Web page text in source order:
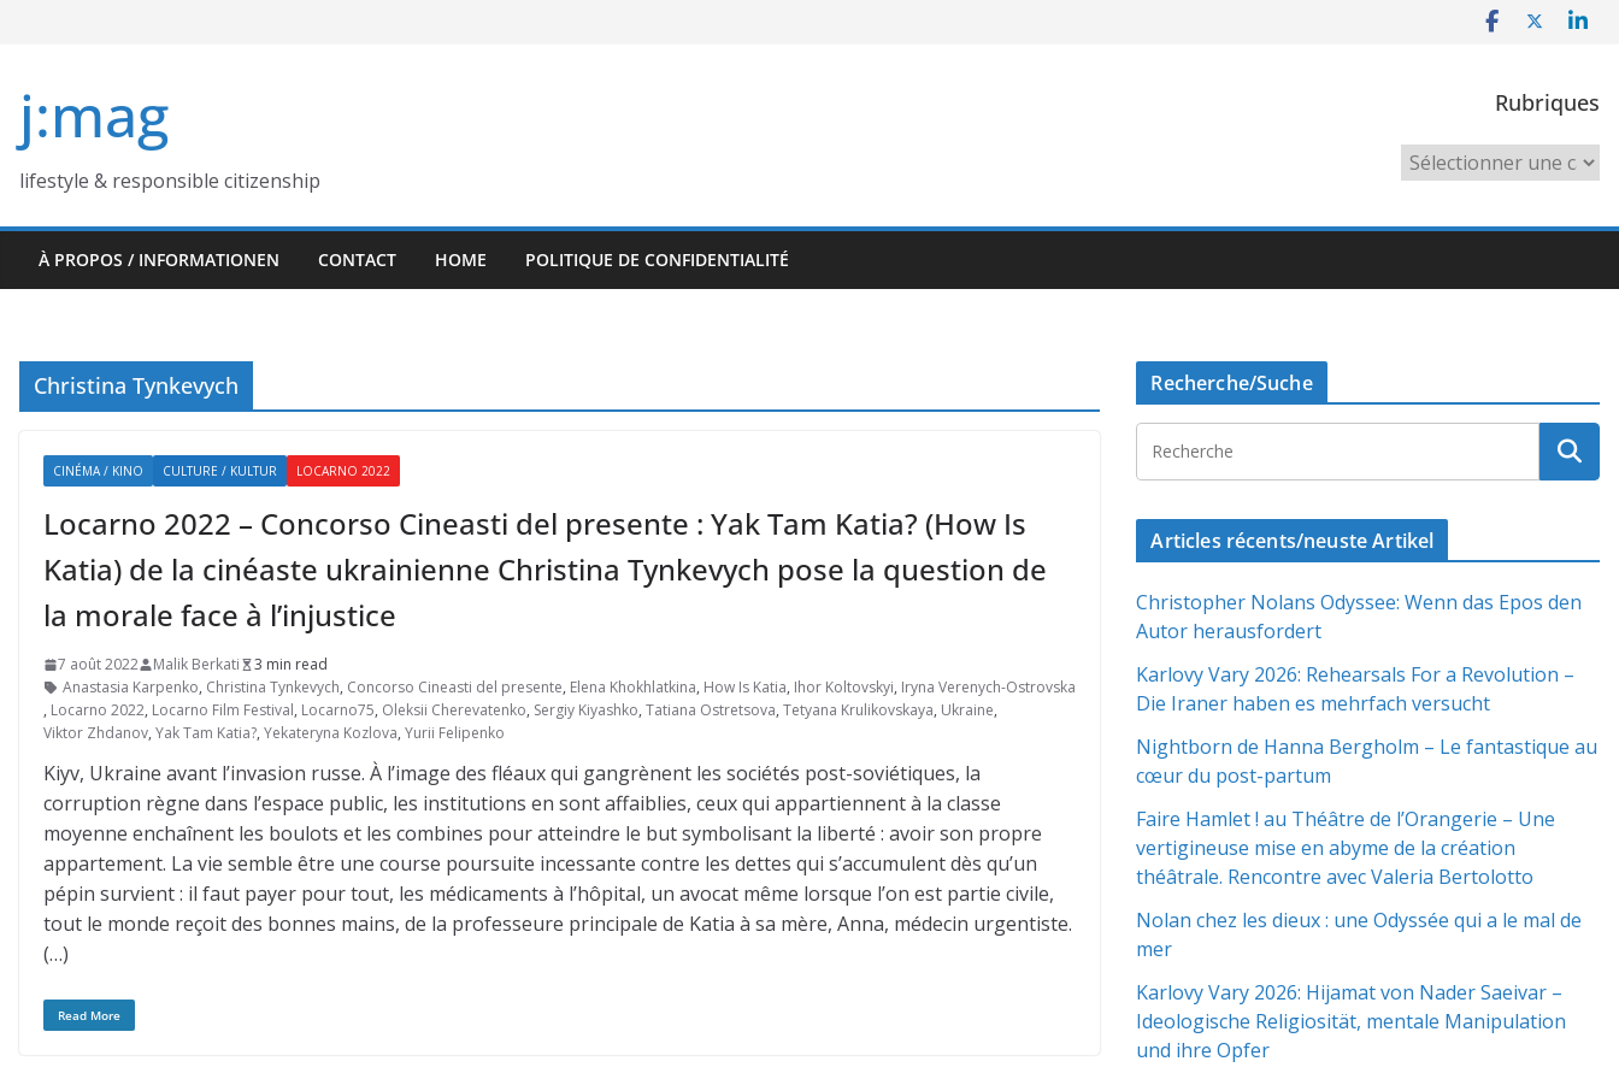
j:mag
lifestyle & responsible citizenship
Rubriques
Rubriques
À PROPOS / INFORMATIONEN CONTACT HOME POLITIQUE DE CONFIDENTIALITÉ
Christina Tynkevych
CINÉMA / KINO CULTURE / KULTUR LOCARNO 2022
Locarno 2022 – Concorso Cineasti del presente : Yak Tam Katia? (How Is
Katia) de la cinéaste ukrainienne Christina Tynkevych pose la question de
la morale face à l’injustice
7 août 2022 Malik Berkati
3 min read
Anastasia Karpenko, Christina Tynkevych, Concorso Cineasti del presente, Elena Khokhlatkina, How Is Katia, Ihor Koltovskyi, Iryna Verenych-Ostrovska
, Locarno 2022, Locarno Film Festival, Locarno75, Oleksii Cherevatenko, Sergiy Kiyashko, Tatiana Ostretsova, Tetyana Krulikovskaya, Ukraine,
Viktor Zhdanov, Yak Tam Katia?, Yekateryna Kozlova, Yurii Felipenko
Kiyv, Ukraine avant l’invasion russe. À l’image des fléaux qui gangrènent les sociétés post-soviétiques, la
corruption règne dans l’espace public, les institutions en sont affaiblies, ceux qui appartiennent à la classe
moyenne enchaînent les boulots et les combines pour atteindre le but symbolisant la liberté : avoir son propre
appartement. La vie semble être une course poursuite incessante contre les dettes qui s’accumulent dès qu’un
pépin survient : il faut payer pour tout, les médicaments à l’hôpital, un avocat même lorsque l’on est partie civile,
tout le monde reçoit des bonnes mains, de la professeure principale de Katia à sa mère, Anna, médecin urgentiste.
(…)
Read More
Recherche/Suche
Articles récents/neuste Artikel
Christopher Nolans Odyssee: Wenn das Epos den
Autor herausfordert
Karlovy Vary 2026: Rehearsals For a Revolution –
Die Iraner haben es mehrfach versucht
Nightborn de Hanna Bergholm – Le fantastique au
cœur du post-partum
Faire Hamlet ! au Théâtre de l’Orangerie – Une
vertigineuse mise en abyme de la création
théâtrale. Rencontre avec Valeria Bertolotto
Nolan chez les dieux : une Odyssée qui a le mal de
mer
Karlovy Vary 2026: Hijamat von Nader Saeivar​​ –
Ideologische Religiosität, mentale Manipulation
und ihre Opfer